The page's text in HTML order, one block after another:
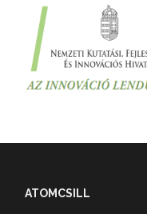
ATOMCSILL